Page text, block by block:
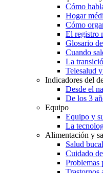
Cómo
Hogar
Cómo
El registro
Glosario
Cuando
La
Telesalud
Indicadores del
Desde el
De los 3
Equipo
Equipo y
La
Alimentación y
Salud bucal
Cuidado
Problemas